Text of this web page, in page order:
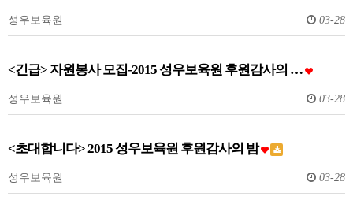
성우보육원 03-28
<긴급> 자원봉사 모집-2015 성우보육원 후원감사의 …
성우보육원 03-28
<초대합니다> 2015 성우보육원 후원감사의 밤
성우보육원 03-28